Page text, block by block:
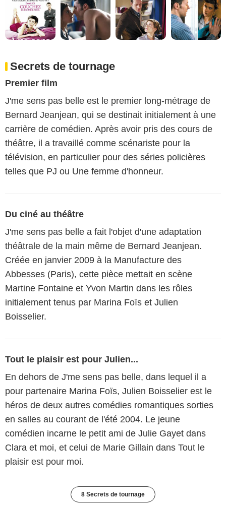
Secrets de tournage
Premier film
J'me sens pas belle est le premier long-métrage de
Bernard Jeanjean, qui se destinait initialement à une
carrière de comédien. Après avoir pris des cours de
théâtre, il a travaillé comme scénariste pour la
télévision, en particulier pour des séries policières
telles que PJ ou Une femme d'honneur.
Du ciné au théâtre
J'me sens pas belle a fait l'objet d'une adaptation
théâtrale de la main même de Bernard Jeanjean.
Créée en janvier 2009 à la Manufacture des
Abbesses (Paris), cette pièce mettait en scène
Martine Fontaine et Yvon Martin dans les rôles
initialement tenus par Marina Foïs et Julien
Boisselier.
Tout le plaisir est pour Julien...
En dehors de J'me sens pas belle, dans lequel il a
pour partenaire Marina Foïs, Julien Boisselier est le
héros de deux autres comédies romantiques sorties
en salles au courant de l'été 2004. Le jeune
comédien incarne le petit ami de Julie Gayet dans
Clara et moi, et celui de Marie Gillain dans Tout le
plaisir est pour moi.
8 Secrets de tournage